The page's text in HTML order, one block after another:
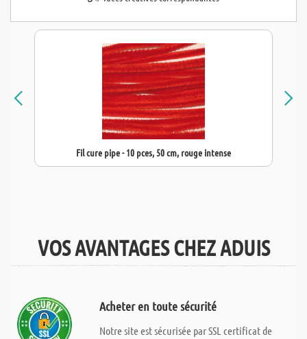
Fil cure pipe - 10 pces, 50 cm, rouge intense
VOS AVANTAGES CHEZ ADUIS
Acheter en toute sécurité
Notre site est sécurisée par SSL certificat de